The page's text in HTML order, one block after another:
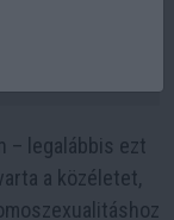
– legalábbis ezt
a közéletet,